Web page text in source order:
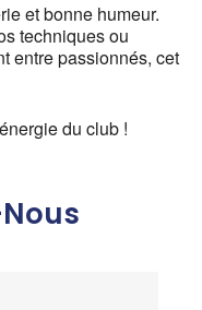
et bonne humeur.
techniques ou
entre passionnés, cet
du club !